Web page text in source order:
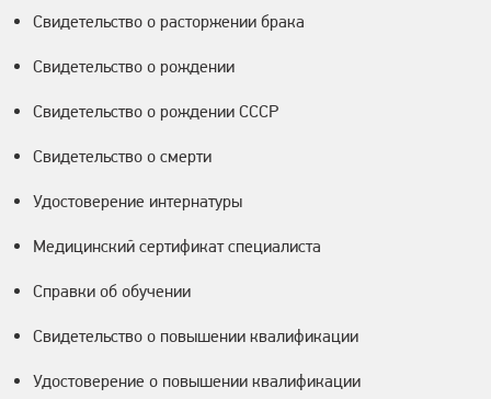
Свидетельство о расторжении брака
Свидетельство о рождении
Свидетельство о рождении СССР
Свидетельство о смерти
Удостоверение интернатуры
Медицинский сертификат специалиста
Справки об обучении
Свидетельство о повышении квалификации
Удостоверение о повышении квалификации